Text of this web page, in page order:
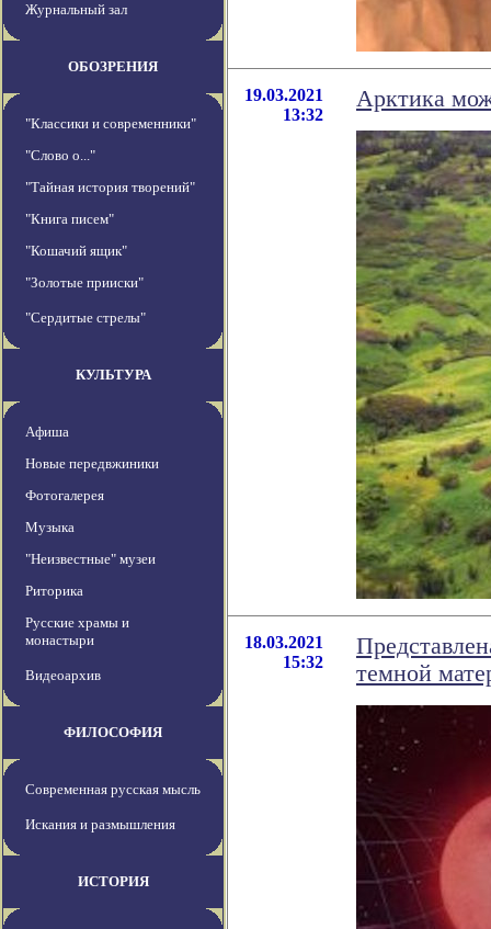
Журнальный зал
ОБОЗРЕНИЯ
"Классики и современники"
"Слово о..."
"Тайная история творений"
"Книга писем"
"Кошачий ящик"
"Золотые прииски"
"Сердитые стрелы"
КУЛЬТУРА
Афиша
Новые передвжиники
Фотогалерея
Музыка
"Неизвестные" музеи
Риторика
Русские храмы и
монастыри
Видеоархив
ФИЛОСОФИЯ
Современная русская мысль
Искания и размышления
ИСТОРИЯ
19.03.2021
13:32
Арктика
18.03.2021
15:32
темной